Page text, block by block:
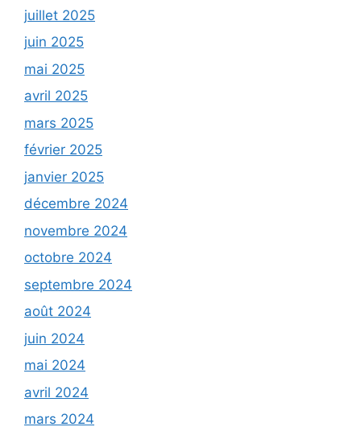
juillet 2025
juin 2025
mai 2025
avril 2025
mars 2025
février 2025
janvier 2025
décembre 2024
novembre 2024
octobre 2024
septembre 2024
août 2024
juin 2024
mai 2024
avril 2024
mars 2024